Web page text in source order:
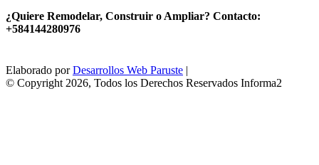
¿Quiere Remodelar, Construir o Ampliar? Contacto:
+584144280976
Elaborado porDesarrollos Web Paruste |
© Copyright 2026, Todos los Derechos Reservados Informa2